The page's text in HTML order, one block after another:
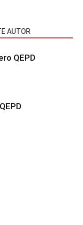
AUTOR
QEPD